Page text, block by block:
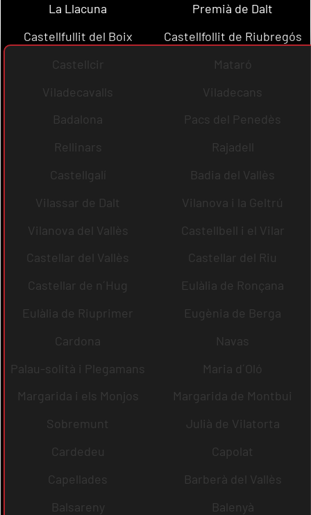
La Llacuna
Premià de Dalt
Castellfullit del Boix
Castellfollit de Riubregós
Castellcir
Mataró
Viladecavalls
Viladecans
Badalona
Pacs del Penedès
Rellinars
Rajadell
Castellgalí
Badia del Vallès
Vilassar de Dalt
Vilanova i la Geltrú
Vilanova del Vallès
Castellbell i el Vilar
Castellar del Vallès
Castellar del Riu
Castellar de n´Hug
Eulàlia de Ronçana
Eulàlia de Riuprimer
Eugènia de Berga
Cardona
Navas
Palau-solità i Plegamans
Maria d´Oló
Margarida i els Monjos
Margarida de Montbui
Sobremunt
Julià de Vilatorta
Cardedeu
Capolat
Capellades
Barberà del Vallès
Balsareny
Balenyà